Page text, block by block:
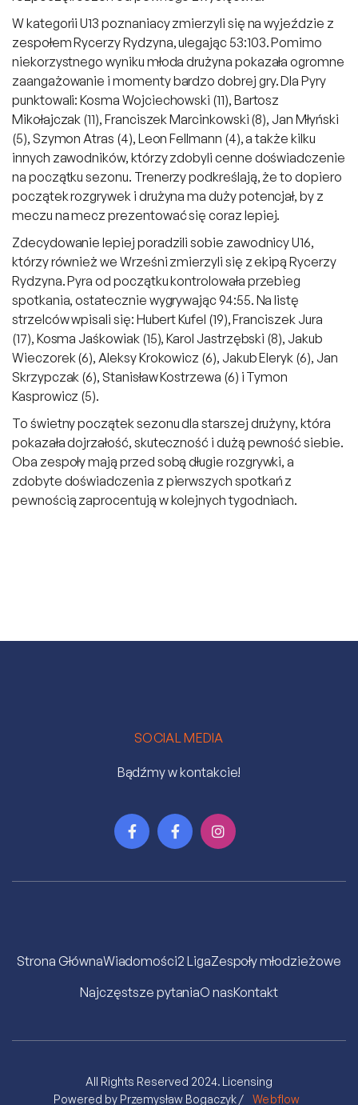
W kategorii U13 poznaniacy zmierzyli się na wyjeździe z
zespołem Rycerzy Rydzyna, ulegając 53:103. Pomimo
niekorzystnego wyniku młoda drużyna pokazała ogromne
zaangażowanie i momenty bardzo dobrej gry. Dla Pyry
punktowali: Kosma Wojciechowski (11), Bartosz
Mikołajczak (11), Franciszek Marcinkowski (8), Jan Młyński
(5), Szymon Atras (4), Leon Fellmann (4), a także kilku
innych zawodników, którzy zdobyli cenne doświadczenie
na początku sezonu. Trenerzy podkreślają, że to dopiero
początek rozgrywek i drużyna ma duży potencjał, by z
meczu na mecz prezentować się coraz lepiej.
Zdecydowanie lepiej poradzili sobie zawodnicy U16,
którzy również we Wrześni zmierzyli się z ekipą Rycerzy
Rydzyna. Pyra od początku kontrolowała przebieg
spotkania, ostatecznie wygrywając 94:55. Na listę
strzelców wpisali się: Hubert Kufel (19), Franciszek Jura
(17), Kosma Jaśkowiak (15), Karol Jastrzębski (8), Jakub
Wieczorek (6), Aleksy Krokowicz (6), Jakub Eleryk (6), Jan
Skrzypczak (6), Stanisław Kostrzewa (6) i Tymon
Kasprowicz (5).
To świetny początek sezonu dla starszej drużyny, która
pokazała dojrzałość, skuteczność i dużą pewność siebie.
Oba zespoły mają przed sobą długie rozgrywki, a
zdobyte doświadczenia z pierwszych spotkań z
pewnością zaprocentują w kolejnych tygodniach.
SOCIAL MEDIA
Bądźmy w kontakcie!
  
Strona GłównaWiadomości2 LigaZespoły młodzieżowe
Najczęstsze pytaniaO nasKontakt
All Rights Reserved 2024. Licensing
Powered by Przemysław Bogaczyk /
Webflow